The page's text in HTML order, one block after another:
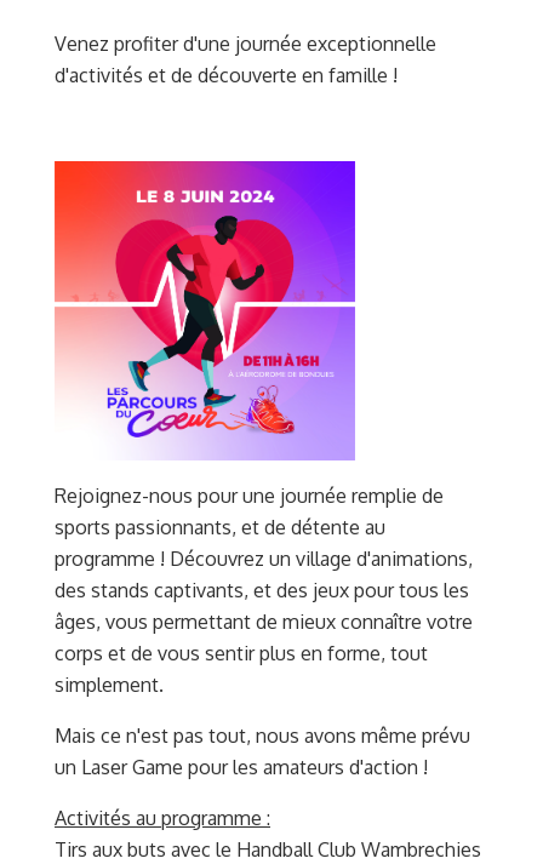
Venez profiter d'une journée exceptionnelle
d'activités et de découverte en famille !
Rejoignez-nous pour une journée remplie de
sports passionnants, et de détente au
programme ! Découvrez un village d'animations,
des stands captivants, et des jeux pour tous les
âges, vous permettant de mieux connaître votre
corps et de vous sentir plus en forme, tout
simplement.
Mais ce n'est pas tout, nous avons même prévu
un Laser Game pour les amateurs d'action !
Activités au programme :
Tirs aux buts avec le Handball Club Wambrechies